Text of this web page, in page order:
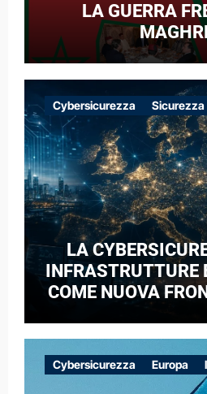
LA GUERRA
Cybersicurezza Sicurezza
LA
INFRASTRUTTURE
COME NUOVA
CASO DELLE RETI
EUROPEE NEL
GUERRA
Cybersicurezza Europa